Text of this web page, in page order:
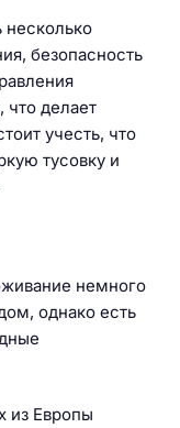
несколько
безопасность
что делает
учесть, что
тусовку и
немного
однако есть
из Европы